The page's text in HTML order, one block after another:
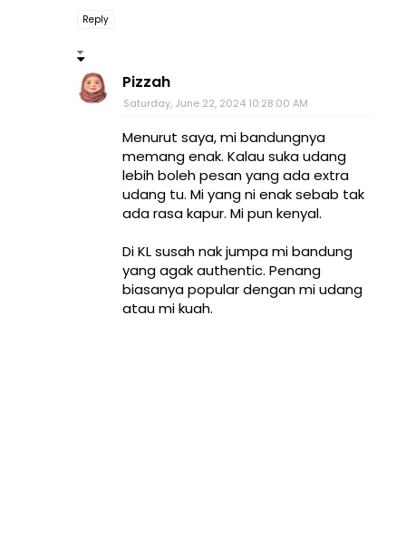
Reply
Pizzah
Saturday, June 22, 2024 10:28:00 AM
Menurut saya, mi bandungnya
memang enak. Kalau suka udang
lebih boleh pesan yang ada extra
udang tu. Mi yang ni enak sebab tak
ada rasa kapur. Mi pun kenyal.
Di KL susah nak jumpa mi bandung
yang agak authentic. Penang
biasanya popular dengan mi udang
atau mi kuah.